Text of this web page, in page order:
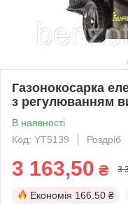
Газонокосарка
з регулюванням
В наявності
Код: YT5139
Роздріб
3 163,50 ₴ 3
Економія 166.50 ₴